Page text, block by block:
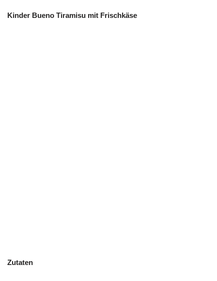
Kinder Bueno Tiramisu mit Frischkäse
Zutaten